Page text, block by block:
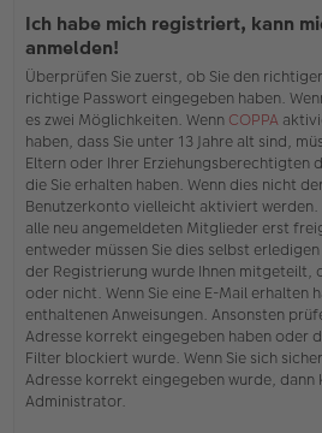
Ich habe mich registriert, kann
anmelden!
Überprüfen Sie zuerst, ob Sie den
richtige Passwort eingegeben haben.
es zwei Möglichkeiten. Wenn COPPA
haben, dass Sie unter 13 Jahre alt sind,
Eltern oder Ihrer Erziehungsberechtigten
die Sie erhalten haben. Wenn dies nicht
Benutzerkonto vielleicht aktiviert werden.
alle neu angemeldeten Mitglieder erst
entweder müssen Sie dies selbst
der Registrierung wurde Ihnen mitgeteilt,
oder nicht. Wenn Sie eine E-Mail erhalten
enthaltenen Anweisungen. Ansonsten
Adresse korrekt eingegeben haben oder
Filter blockiert wurde. Wenn Sie sich
Adresse korrekt eingegeben wurde, dann
Administrator.